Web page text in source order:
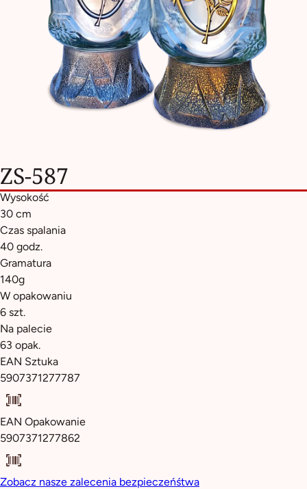
ZS-587
Wysokość
30 cm
Czas spalania
40 godz.
Gramatura
140g
W opakowaniu
6 szt.
Na palecie
63 opak.
EAN Sztuka
5907371277787
EAN Opakowanie
5907371277862
Zobacz nasze zalecenia bezpieczeńśtwa